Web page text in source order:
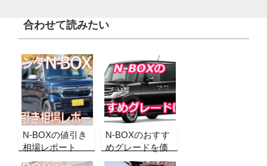
合わせて読みたい
N-BOXの値引き
相場レポート
【2026年8月最
N-BOXのおすす
めグレードを価
格、装備で比較し